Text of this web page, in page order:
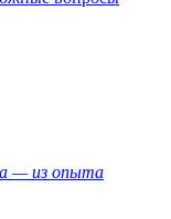
— из опыта